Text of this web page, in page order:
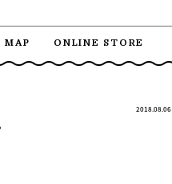
MAP ONLINE STORE
2018.08.06